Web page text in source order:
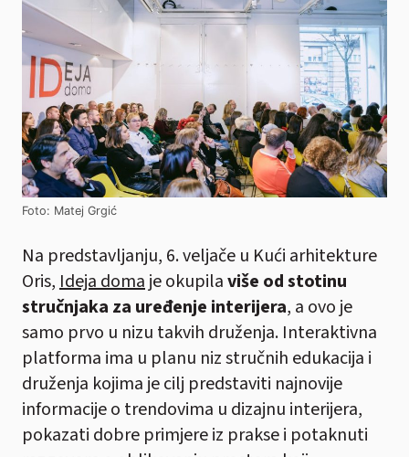
Foto: Matej Grgić
Na predstavljanju, 6. veljače u Kući arhitekture
Oris,Ideja domaje okupilaviše od stotinu
stručnjaka za uređenje interijera, a ovo je
samo prvo u nizu takvih druženja. Interaktivna
platforma ima u planu niz stručnih edukacija i
druženja kojima je cilj predstaviti najnovije
informacije o trendovima u dizajnu interijera,
pokazati dobre primjere iz prakse i potaknuti